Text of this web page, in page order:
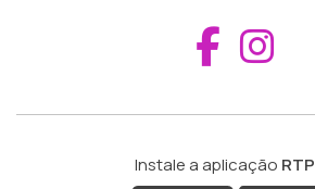
Instale a aplicação